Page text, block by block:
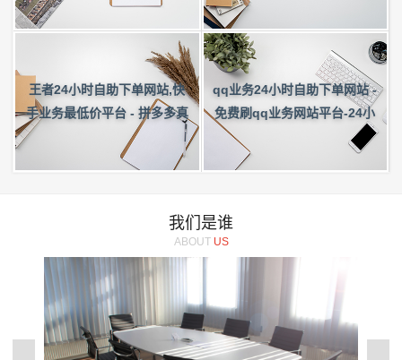
王者24小时自助下单网站,快
手业务最低价平台 - 拼多多真
人助力平台免费微信
qq业务24小时自助下单网站 -
免费刷qq业务网站平台-24小
时刷赞网站代刷-王者荣耀主页
我们是谁
ABOUT US